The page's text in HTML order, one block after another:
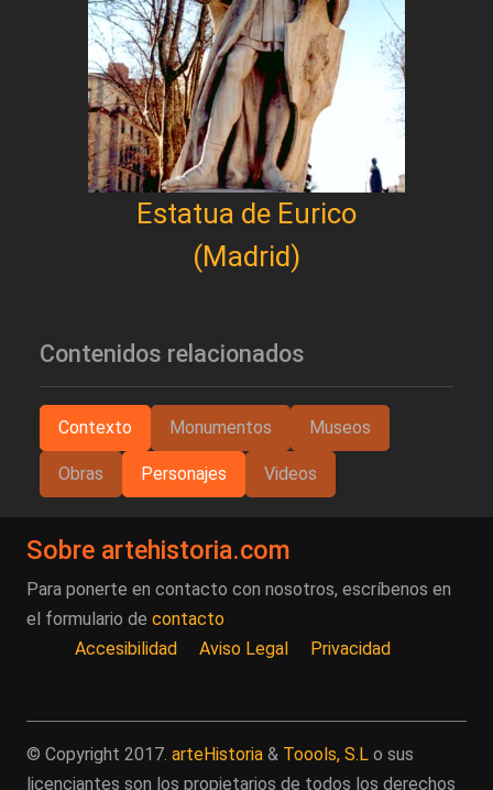
Estatua de Eurico
(Madrid)
Contenidos relacionados
Contexto Monumentos Museos
Obras Personajes Videos
Sobre artehistoria.com
Para ponerte en contacto con nosotros, escríbenos en
el formulario de contacto
Accesibilidad
Aviso Legal Privacidad
© Copyright 2017. arteHistoria & Toools, S.L o sus
licenciantes son los propietarios de todos los derechos